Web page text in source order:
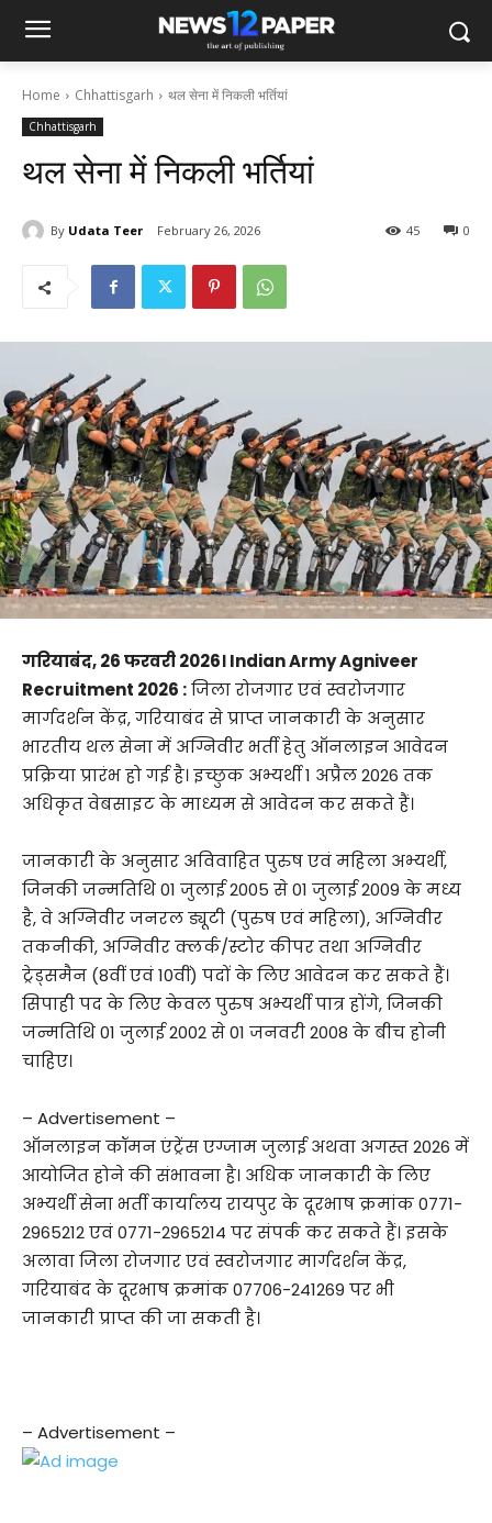
Home Chhattisgarh थल सेना में निकली भर्तियां
Chhattisgarh
थल सेना में निकली भर्तियां
By Udata Teer February 26, 2026 0
45
गरियाबंद, 26 फरवरी 2026। Indian Army Agniveer
Recruitment 2026 :जिला रोजगार एवं स्वरोजगार
मार्गदर्शन केंद्र, गरियाबंद से प्राप्त जानकारी के अनुसार
भारतीय थल सेना में अग्निवीर भर्ती हेतु ऑनलाइन आवेदन
प्रक्रिया प्रारंभ हो गई है। इच्छुक अभ्यर्थी 1 अप्रैल 2026 तक
अधिकृत वेबसाइट के माध्यम से आवेदन कर सकते हैं।
जानकारी के अनुसार अविवाहित पुरुष एवं महिला अभ्यर्थी,
जिनकी जन्मतिथि 01 जुलाई 2005 से 01 जुलाई 2009 के मध्य
है, वे अग्निवीर जनरल ड्यूटी (पुरुष एवं महिला), अग्निवीर
तकनीकी, अग्निवीर क्लर्क/स्टोर कीपर तथा अग्निवीर
ट्रेड्समैन (8वीं एवं 10वीं) पदों के लिए आवेदन कर सकते हैं।
सिपाही पद के लिए केवल पुरुष अभ्यर्थी पात्र होंगे, जिनकी
जन्मतिथि 01 जुलाई 2002 से 01 जनवरी 2008 के बीच होनी
चाहिए।
– Advertisement –
ऑनलाइन कॉमन एंट्रेंस एग्जाम जुलाई अथवा अगस्त 2026 में
आयोजित होने की संभावना है। अधिक जानकारी के लिए
अभ्यर्थी सेना भर्ती कार्यालय रायपुर के दूरभाष क्रमांक 0771-
2965212 एवं 0771-2965214 पर संपर्क कर सकते हैं। इसके
अलावा जिला रोजगार एवं स्वरोजगार मार्गदर्शन केंद्र,
गरियाबंद के दूरभाष क्रमांक 07706-241269 पर भी
जानकारी प्राप्त की जा सकती है।
– Advertisement –